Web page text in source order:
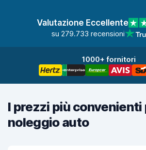
Valutazione Eccellente
su 279.733 recensioni
1000+ fornitori
I prezzi più convenienti
noleggio auto